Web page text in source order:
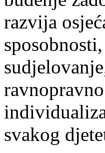
razvija
svakog